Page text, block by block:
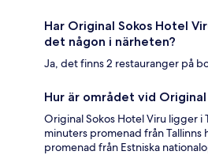
Har Original Sokos Hotel
det någon i närheten?
Ja, det finns 2 restauranger på
Hur är området vid Original
Original Sokos Hotel Viru ligger i
minuters promenad från Tallinns
promenad från Estniska